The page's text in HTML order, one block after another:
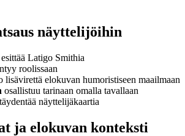
näyttelijöihin
esittää Latigo Smithia
roolissaan
lisävirettä elokuvan humoristiseen maailmaan
osallistuu tarinaan omalla tavallaan
täydentää näyttelijäkaartia
ja elokuvan konteksti